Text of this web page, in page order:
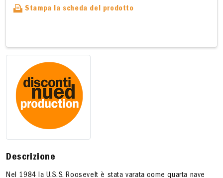
Stampa la scheda del prodotto
Descrizione
Nel 1984 la U.S.S. Roosevelt è stata varata come quarta nave